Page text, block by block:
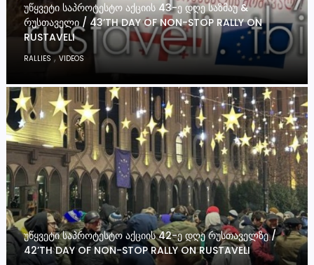
ᲣᲬᲧᲕᲔᲢᲘ ᲡᲐᲞᲠᲝᲢᲔᲡᲢᲝ ᲐᲥᲪᲘᲘᲡ 43-Ე ᲓᲦᲔ ᲡᲐᲖᲛᲐᲣ &
ᲠᲣᲡᲗᲐᲕᲔᲚᲘ / 43’TH DAY OF NON-STOP RALLY ON
RUSTAVELI
RALLIES,VIDEOS
ᲣᲬᲧᲕᲔᲢᲘ ᲡᲐᲞᲠᲝᲢᲔᲡᲢᲝ ᲐᲥᲪᲘᲘᲡ 42-Ე ᲓᲦᲔ ᲠᲣᲡᲗᲐᲕᲔᲚᲖᲔ /
42’TH DAY OF NON-STOP RALLY ON RUSTAVELI